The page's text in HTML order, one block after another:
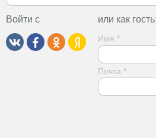
Войти с или как гость:
Имя *
Почта *